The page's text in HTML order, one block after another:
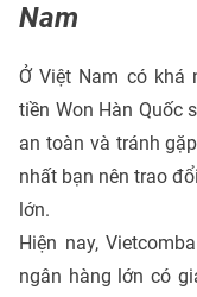
Nam
Ở Việt Nam có
tiền Won Hàn Quốc
an toàn và tránh
nhất bạn nên trao
lớn.
Hiện nay,
ngân hàng lớn có